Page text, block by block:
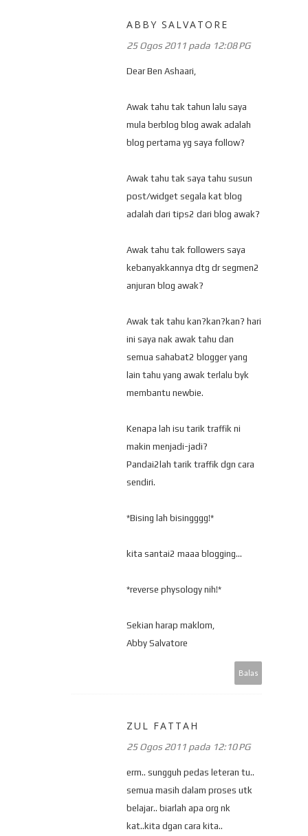
ABBY SALVATORE
25 Ogos 2011 pada 12:08 PG
Dear Ben Ashaari,
Awak tahu tak tahun lalu saya
mula berblog blog awak adalah
blog pertama yg saya follow?
Awak tahu tak saya tahu susun
post/widget segala kat blog
adalah dari tips2 dari blog awak?
Awak tahu tak followers saya
kebanyakkannya dtg dr segmen2
anjuran blog awak?
Awak tak tahu kan?kan?kan? hari
ini saya nak awak tahu dan
semua sahabat2 blogger yang
lain tahu yang awak terlalu byk
membantu newbie.
Kenapa lah isu tarik traffik ni
makin menjadi-jadi?
Pandai2lah tarik traffik dgn cara
sendiri.
*Bising lah bisingggg!*
kita santai2 maaa blogging...
*reverse physology nih!*
Sekian harap maklom,
Abby Salvatore
Balas
ZUL FATTAH
25 Ogos 2011 pada 12:10 PG
erm.. sungguh pedas leteran tu..
semua masih dalam proses utk
belajar.. biarlah apa org nk
kat..kita dgan cara kita..